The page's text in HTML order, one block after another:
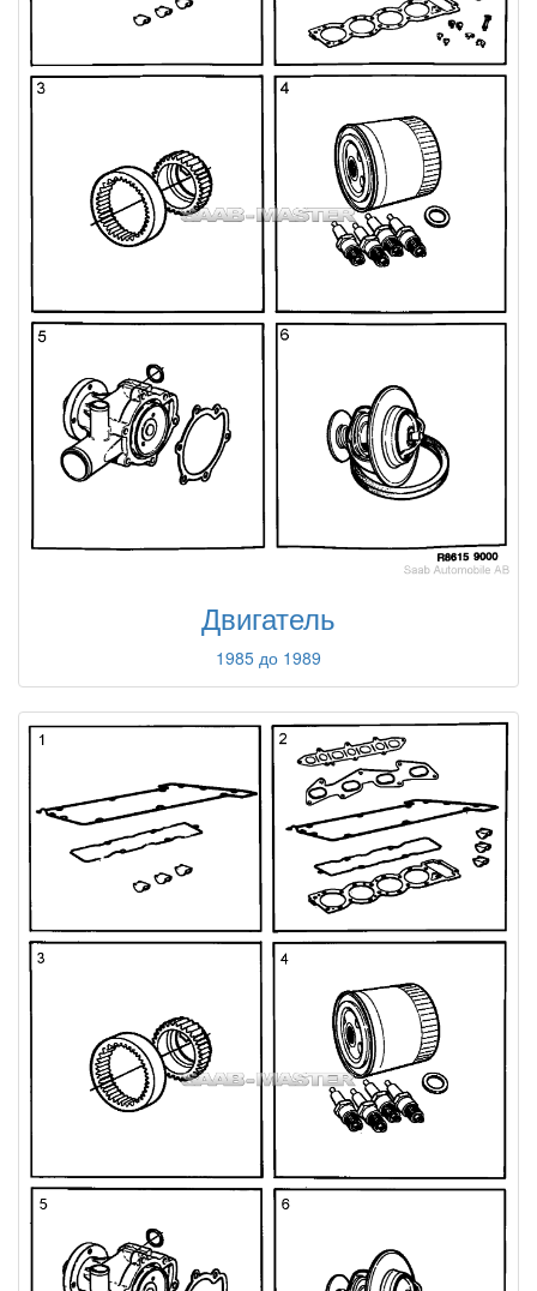
Двигатель
1985 до 1989